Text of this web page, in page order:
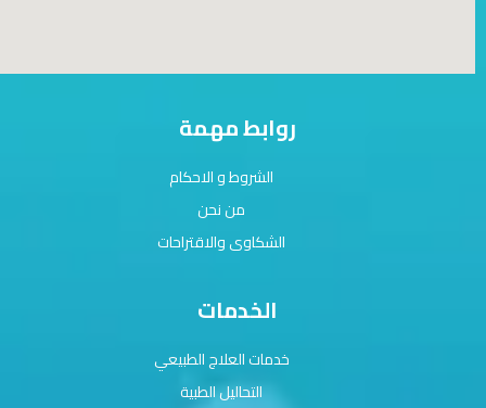
الخدمات
خدمات العلاج الطبيعي
التحاليل الطبية
روابط مهمة
الشروط و الاحكام
من نحن
الشكاوى والاقتراحات